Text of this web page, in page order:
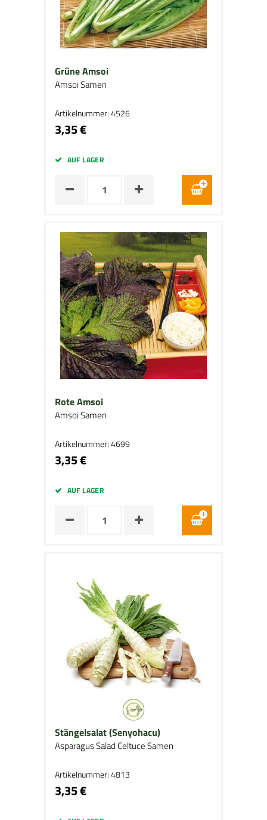
Grüne Amsoi
Amsoi Samen
Artikelnummer: 4526
3,35 €
AUF LAGER
Rote Amsoi
Amsoi Samen
Artikelnummer: 4699
3,35 €
AUF LAGER
Stängelsalat (Senyohacu)
Asparagus Salad Celtuce Samen
Artikelnummer: 4813
3,35 €